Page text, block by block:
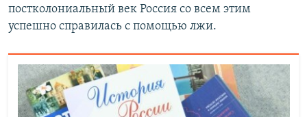
постколониальный век Россия со всем этим
успешно справилась с помощью лжи.